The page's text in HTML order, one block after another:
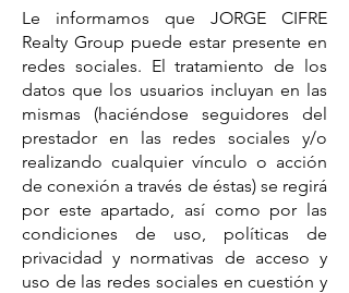
Le informamos que JORGE CIFRE
Realty Group puede estar presente en
redes sociales. El tratamiento de los
datos que los usuarios incluyan en las
mismas (haciéndose seguidores del
prestador en las redes sociales y/o
realizando cualquier vínculo o acción
de conexión a través de éstas) se regirá
por este apartado, así como por las
condiciones de uso, políticas de
privacidad y normativas de acceso y
uso de las redes sociales en cuestión y